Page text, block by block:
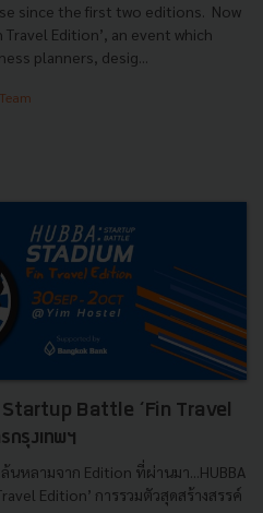
since the first two editions. Now
Travel Edition’, an event which
planners, desig...
Startup Battle ‘Fin Travel
กรุงเทพฯ
หลามจาก Edition ที่ผ่านมา...HUBBA
Edition’ การรวมตัวสุดสร้างสรรค์